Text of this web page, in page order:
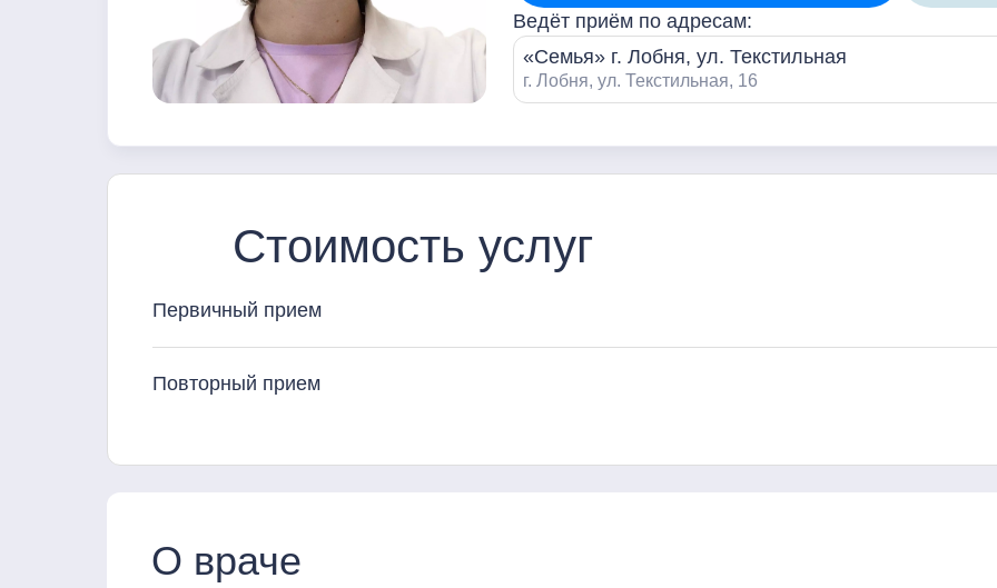
Ведёт приём по адресам:
«Семья» г. Лобня, ул. Текстильная
г. Лобня, ул. Текстильная, 16
Стоимость услуг
Первичный прием
Повторный прием
О враче